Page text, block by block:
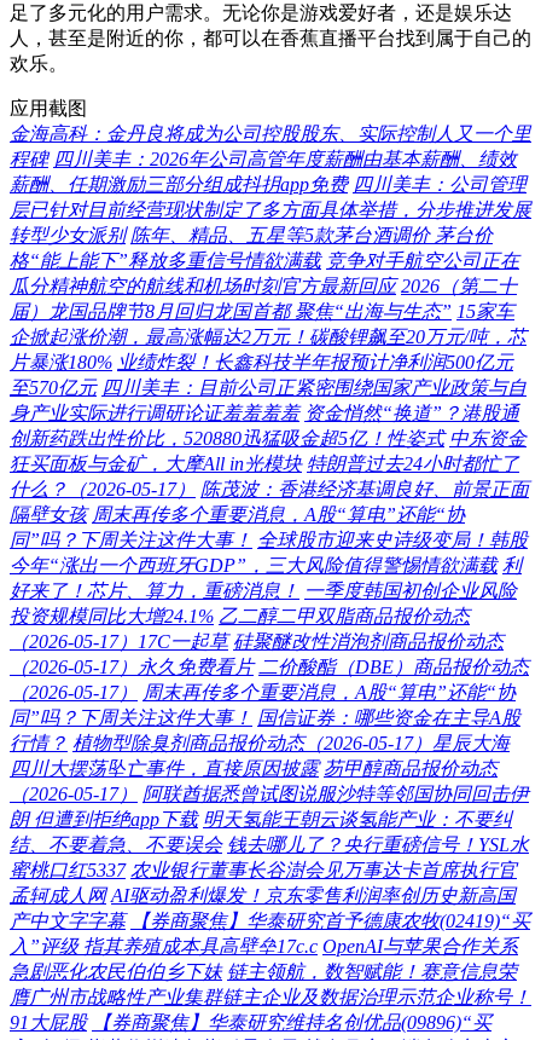
足了多元化的用户需求。无论你是游戏爱好者，还是娱乐达
人，甚至是附近的你，都可以在香蕉直播平台找到属于自己的
欢乐。
应用截图
金海高科：金丹良将成为公司控股股东、实际控制人又一个里
程碑 四川美丰：2026年公司高管年度薪酬由基本薪酬、绩效
薪酬、任期激励三部分组成抖抈app免费 四川美丰：公司管理
层已针对目前经营现状制定了多方面具体举措，分步推进发展
转型少女派别 陈年、精品、五星等5款茅台酒调价 茅台价
格“能上能下”释放多重信号情欲满载 竞争对手航空公司正在
瓜分精神航空的航线和机场时刻官方最新回应 2026（第二十
届）龙国品牌节8月回归龙国首都 聚焦“出海与生态” 15家车
企掀起涨价潮，最高涨幅达2万元！碳酸锂飙至20万元/吨，芯
片暴涨180% 业绩炸裂！长鑫科技半年报预计净利润500亿元
至570亿元 四川美丰：目前公司正紧密围绕国家产业政策与自
身产业实际进行调研论证羞羞羞羞 资金悄然“换道”？港股通
创新药跌出性价比，520880迅猛吸金超5亿！性姿式 中东资金
狂买面板与金矿，大摩All in光模块 特朗普过去24小时都忙了
什么？（2026-05-17）
陈茂波：香港经济基调良好、前景正面
隔壁女孩 周末再传多个重要消息，A股“算电”还能“协
同”吗？下周关注这件大事！ 全球股市迎来史诗级变局！韩股
今年“涨出一个西班牙GDP”，三大风险值得警惕情欲满载 利
好来了！芯片、算力，重磅消息！ 一季度韩国初创企业风险
投资规模同比大增24.1% 乙二醇二甲双脂商品报价动态
（2026-05-17）17C一起草 硅聚醚改性消泡剂商品报价动态
（2026-05-17）永久免费看片 二价酸酯（DBE）商品报价动态
（2026-05-17）
周末再传多个重要消息，A股“算电”还能“协
同”吗？下周关注这件大事！ 国信证券：哪些资金在主导A股
行情？ 植物型除臭剂商品报价动态（2026-05-17）星辰大海
四川大摆荡坠亡事件，直接原因披露 芴甲醇商品报价动态
（2026-05-17）
阿联酋据悉曾试图说服沙特等邻国协同回击伊
朗 但遭到拒绝app下载 明天氢能王朝云谈氢能产业：不要纠
结、不要着急、不要误会 钱去哪儿了？央行重磅信号！YSL水
蜜桃口红5337 农业银行董事长谷澍会见万事达卡首席执行官
孟轲成人网 AI驱动盈利爆发！京东零售利润率创历史新高国
产中文字字幕
【券商聚焦】华泰研究首予德康农牧(02419)“买
入”评级 指其养殖成本具高壁垒17c.c OpenAI与苹果合作关系
急剧恶化农民伯伯乡下妹 链主领航，数智赋能！赛意信息荣
膺广州市战略性产业集群链主企业及数据治理示范企业称号！
91大屁股
【券商聚焦】华泰研究维持名创优品(09896)“买